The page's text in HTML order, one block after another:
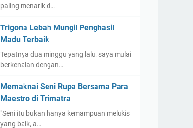
paling menarik d…
Trigona Lebah Mungil Penghasil
Madu Terbaik
Tepatnya dua minggu yang lalu, saya mulai
berkenalan dengan…
Memaknai Seni Rupa Bersama Para
Maestro di Trimatra
"Seni itu bukan hanya kemampuan melukis
yang baik, a…